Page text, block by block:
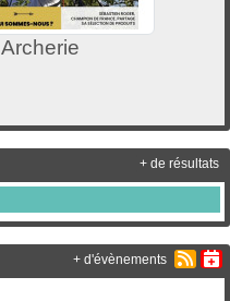
+ de résultats
+ d'évènements